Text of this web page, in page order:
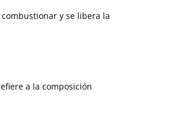
y se libera la
a la composición